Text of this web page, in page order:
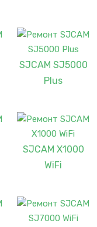
SJCAM SJ5000
Plus
SJCAM X1000
WiFi